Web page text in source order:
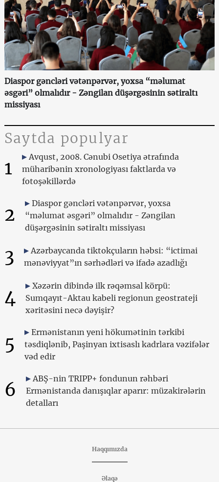
Diaspor gəncləri vətənpərvər, yoxsa “məlumat
əsgəri” olmalıdır - Zəngilan düşərgəsinin sətiraltı
missiyası
Saytda populyar
1
Avqust, 2008. Cənubi Osetiya ətrafında
müharibənin xronologiyası faktlarda və
fotoşəkillərdə
2
Diaspor gəncləri vətənpərvər, yoxsa
“məlumat əsgəri” olmalıdır - Zəngilan
düşərgəsinin sətiraltı missiyası
3
Azərbaycanda tiktokçuların həbsi: “ictimai
mənəviyyat”ın sərhədləri və ifadə azadlığı
4
Xəzərin dibində ilk rəqəmsal körpü:
Sumqayıt-Aktau kabeli regionun geostrateji
xəritəsini necə dəyişir?
5
Ermənistanın yeni hökumətinin tərkibi
təsdiqlənib, Paşinyan ixtisaslı kadrlara vəzifələr
vəd edir
6
ABŞ-nin TRIPP+ fondunun rəhbəri
Ermənistanda danışıqlar aparır: müzakirələrin
detalları
Haqqımızda
Əlaqə